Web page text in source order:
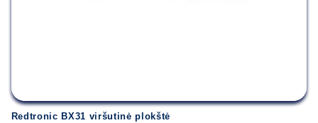
Redtronic BX31 viršutinė plokštė